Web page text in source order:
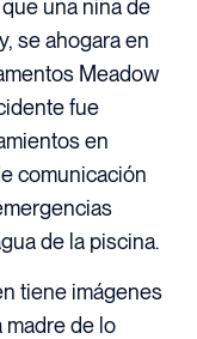
una niña de
se ahogara en
Meadow
fue
en
comunicación
de la piscina.
tiene imágenes
madre de lo